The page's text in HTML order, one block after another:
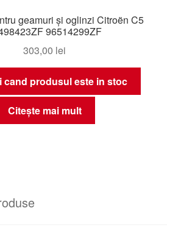
geamuri și oglinzi Citroën C5
96514299ZF
303,00 lei
cand produsul este in stoc
Citește mai mult